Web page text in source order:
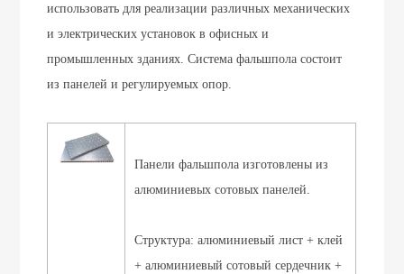
использовать для реализации различных механических
и электрических установок в офисных и
промышленных зданиях. Система фальшпола состоит
из панелей и регулируемых опор.
Панели фальшпола изготовлены из
алюминиевых сотовых панелей.
Структура: алюминиевый лист + клей
+ алюминиевый сотовый сердечник +